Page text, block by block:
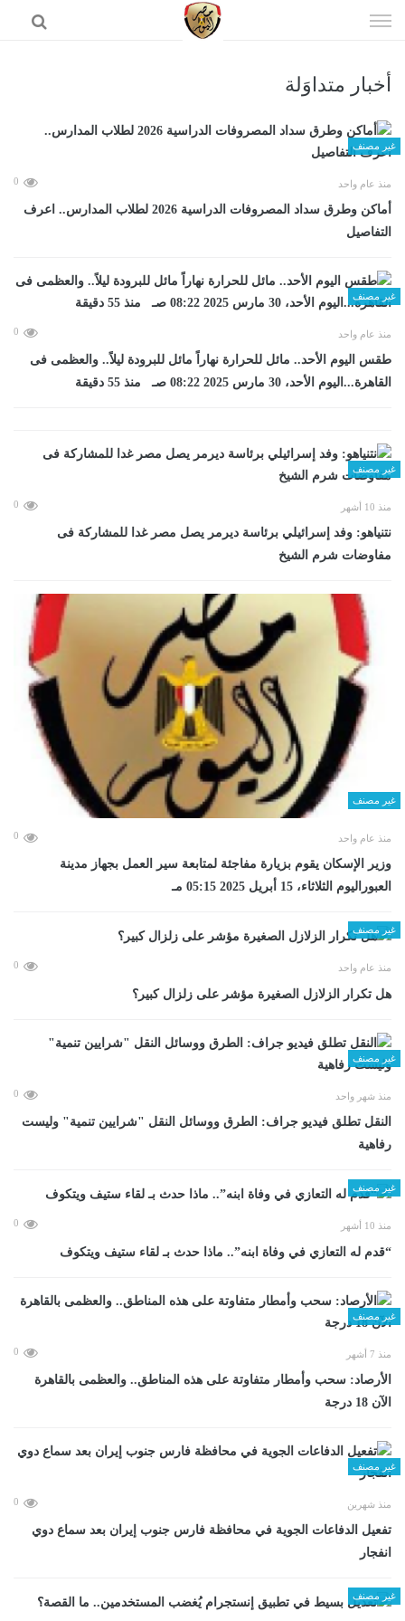
الى
أخبار متداوَلة
غير مصنف
منذ عام واحد 0
أماكن وطرق سداد المصروفات الدراسية 2026 لطلاب المدارس.. اعرف
التفاصيل
غير مصنف
منذ عام واحد 0
طقس اليوم الأحد.. مائل للحرارة نهاراً مائل للبرودة ليلاً.. والعظمى فى
القاهرة...اليوم الأحد، 30 مارس 2025 08:22 صـ منذ 55 دقيقة
غير مصنف
منذ 10 أشهر 0
نتنياهو: وفد إسرائيلي برئاسة ديرمر يصل مصر غدا للمشاركة فى
مفاوضات شرم الشيخ
غير مصنف
منذ عام واحد 0
وزير الإسكان يقوم بزيارة مفاجئة لمتابعة سير العمل بجهاز مدينة
العبوراليوم الثلاثاء، 15 أبريل 2025 05:15 مـ
غير مصنف
منذ عام واحد 0
هل تكرار الزلازل الصغيرة مؤشر على زلزال كبير؟
غير مصنف
منذ شهر واحد 0
​النقل تطلق فيديو جراف: الطرق ووسائل النقل "شرايين تنمية" وليست
رفاهية
غير مصنف
منذ 10 أشهر 0
“قدم له التعازي في وفاة ابنه”.. ماذا حدث بـ لقاء ستيف ويتكوف
غير مصنف
منذ 7 أشهر 0
الأرصاد: سحب وأمطار متفاوتة على هذه المناطق.. والعظمى بالقاهرة
الآن 18 درجة
غير مصنف
منذ شهرين 0
تفعيل الدفاعات الجوية في محافظة فارس جنوب إيران بعد سماع دوي
انفجار
غير مصنف